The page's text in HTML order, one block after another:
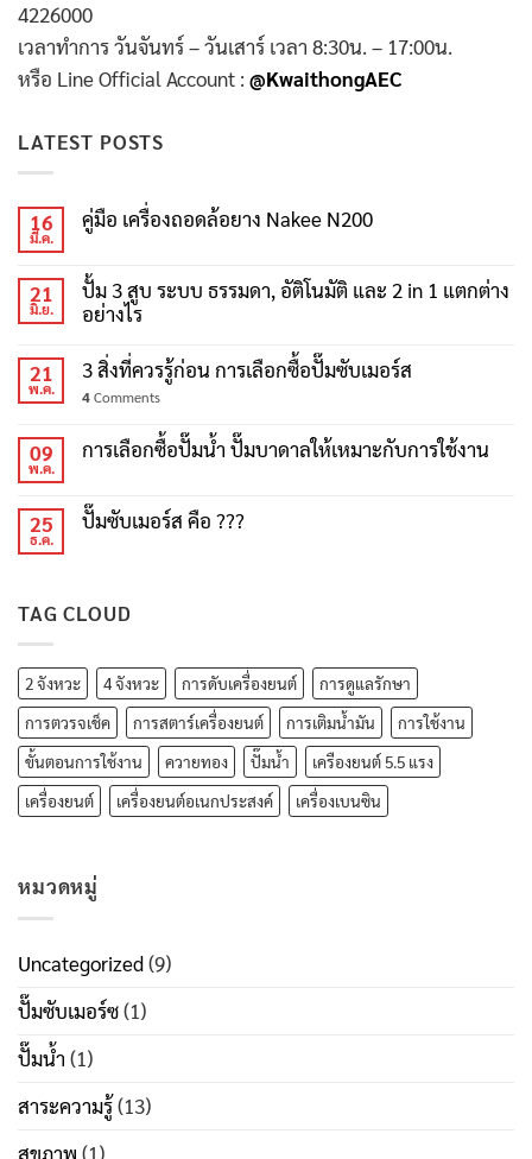
4226000
เวลาทำการ วันจันทร์ – วันเสาร์ เวลา 8:30น. – 17:00น.
หรือ Line Official Account : @KwaithongAEC
LATEST POSTS
16
มี.ค.
คู่มือ เครื่องถอดล้อยาง Nakee N200
21
มิ.ย.
ปั้ม 3 สูบ ระบบ ธรรมดา, อัติโนมัติ และ 2 in 1 แตกต่าง
อย่างไร
21
พ.ค.
3 สิ่งที่ควรรู้ก่อน การเลือกซื้อปั๊มซับเมอร์ส
4Comments
09
พ.ค.
การเลือกซื้อปั๊มน้ำ ปั๊มบาดาลให้เหมาะกับการใช้งาน
25
ธ.ค.
ปั๊มซับเมอร์ส คือ ???
TAG CLOUD
2 จังหวะ 4 จังหวะ การดับเครื่องยนต์
การดูแลรักษา
การตวรจเช็ค
การสตาร์เครื่องยนต์ การเติมน้ำมัน
การใช้งาน
ขั้นตอนการใช้งาน
ควายทอง ปั๊มน้ำ
เครืองยนต์ 5.5 แรง
เครื่องยนต์
เครื่องยนต์อเนกประสงค์ เครื่องเบนซิน
หมวดหมู่
Uncategorized(9)
ปั๊มซับเมอร์ซ(1)
ปั๊มน้ำ (1)
สาระความรู้(13)
สุขภาพ (1)